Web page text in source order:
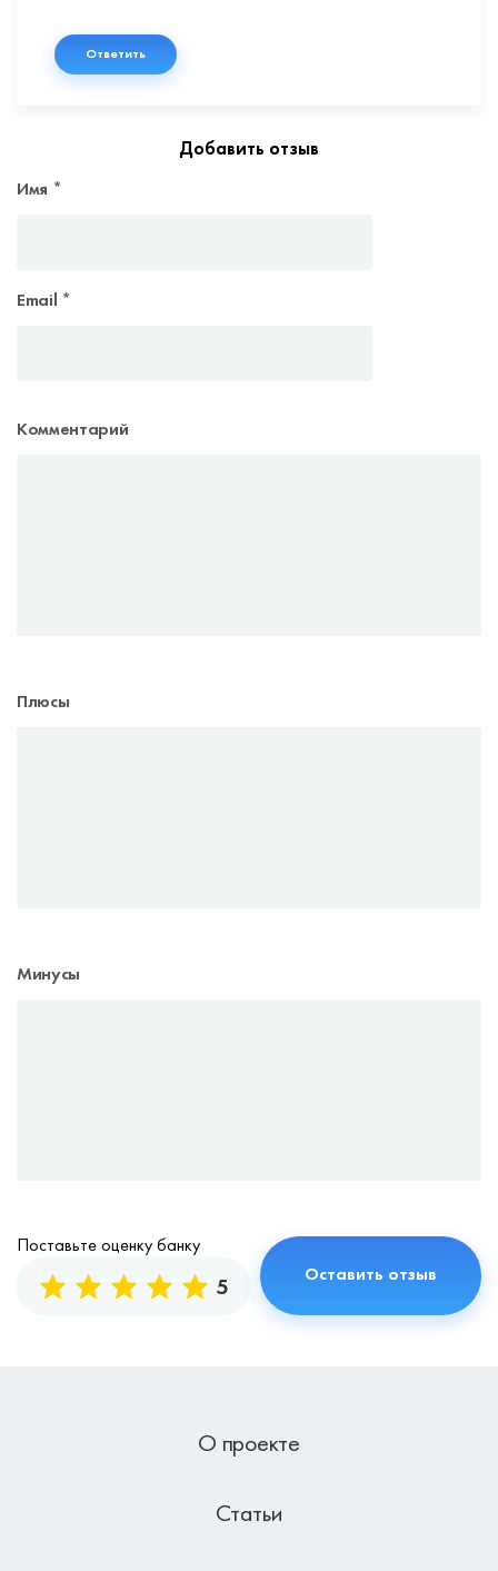
Ответить
Добавить отзыв
Имя *
Email *
Комментарий
Плюсы
Минусы
Поставьте оценку банку
5
О проекте
Статьи